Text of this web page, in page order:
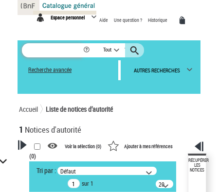
Espace personnel Aide Une question ? Historique
Tout
Recherche avancée AUTRES RECHERCHES
Accueil Liste de notices d’autorité
1 Notices d'autorité
VOTRE RECHERCHE
Recherche avancée dans les
notices d’autorité
Voir la sélection (0) Ajouter à mes références
(0)
Tri par : Défaut
sur 1
20
RÉCUPÉRER
LES
NOTICES
Panneau de gestion des cookies